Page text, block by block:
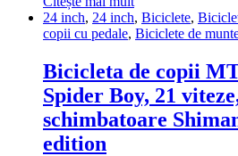
24 inch, 24 inch, Biciclete,
copii cu pedale, Biciclete de
Bicicleta de copii
Spider Boy, 21
schimbatoare
edition